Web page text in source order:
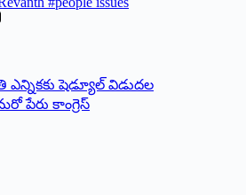
ఎన్నికకు షెడ్యూల్‌ విడుదల
పేరు కాంగ్రెస్‌